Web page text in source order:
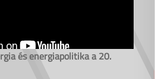
és energiapolitika a 20.